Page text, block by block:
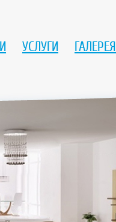
УСЛУГИ ГАЛЕРЕЯ